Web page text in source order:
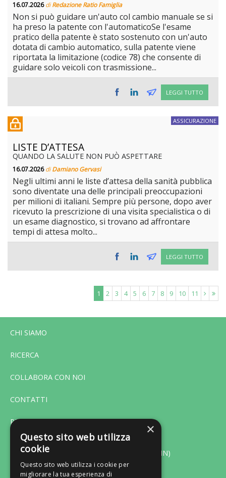
16.07.2026diRedazione Ratio Famiglia
Non si può guidare un'auto col cambio manuale se si
ha preso la patente con l'automaticoSe l'esame
pratico della patente è stato sostenuto con un'auto
dotata di cambio automatico, sulla patente viene
riportata la limitazione (codice 78) che consente di
guidare solo veicoli con trasmissione...
LEGGI TUTTO
ASSICURAZIONE
LISTE D’ATTESA
QUANDO LA SALUTE NON PUÒ ASPETTARE
16.07.2026diDamiano Gervasi
Negli ultimi anni le liste d’attesa della sanità pubblica
sono diventate una delle principali preoccupazioni
per milioni di italiani. Sempre più persone, dopo aver
ricevuto la prescrizione di una visita specialistica o di
un esame diagnostico, si trovano ad affrontare
tempi di attesa molto...
LEGGI TUTTO
1 2 3 4 5 6 7 8 9 10 11
CHI SIAMO
RICERCA
COLLABORA CON NOI
CONTATTI
PRIVACY
Via F. Bonfiglio 33 - 46042 Castel Goffredo (MN)
Tel. 0376-775130 - Fax 0376-770151
×
Questo sito web utilizza
cookie
Questo sito web utilizza i cookie per
migliorare la tua esperienza di